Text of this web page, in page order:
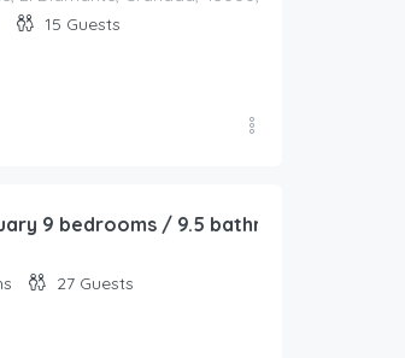
15 Guests
9 bedrooms / 9.5 bathrooms
27 Guests